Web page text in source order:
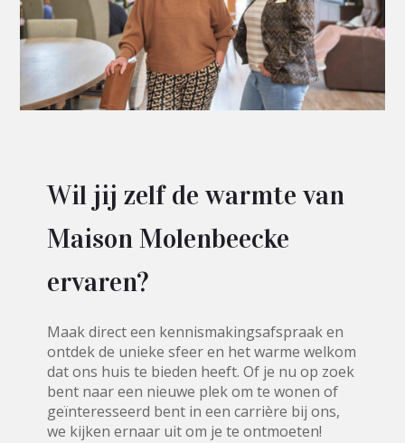
Wil jij zelf de warmte van
Maison Molenbeecke
ervaren?
Maak direct een kennismakingsafspraak en
ontdek de unieke sfeer en het warme welkom
dat ons huis te bieden heeft. Of je nu op zoek
bent naar een nieuwe plek om te wonen of
geïnteresseerd bent in een carrière bij ons,
we kijken ernaar uit om je te ontmoeten!